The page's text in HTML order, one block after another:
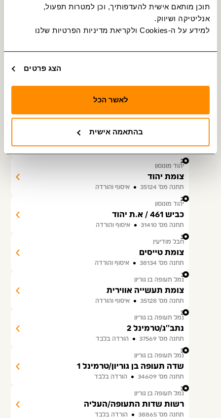
אנליטיקה ושיווק.
למידע על ה-Cookies ולקריאת מדיניות הפרטיות שלנו
הצג פרטים
לאשר הכל
בהתאמה אישית
24
מסעף נווה מונסון/כביש 461
איסוף והורדה
יהוד מונוסון
26
העצמאות/ הרצל
28
יהוד מונוסון
צומת יהוד
תחנה מס׳ 35124 איסוף והורדה
29
יהוד מונוסון
כביש 461 / א.ת יהוד
תחנה מס׳ 31410 איסוף והורדה
30
חבל מודיעין
צומת טייסים
תחנה מס׳ 38134 איסוף והורדה
31
נמל תעופה בן גוריון
צומת תעשייה אווירית
תחנה מס׳ 35128 איסוף והורדה
32
נמל תעופה בן גוריון
נתב''ג/טרמינל 2
תחנה מס׳ 37569 הורדה בלבד
33
נמל תעופה בן גוריון
שדה תעופה בן גוריון/טרמינל 1
תחנה מס׳ 34609 הורדה בלבד
34
נמל תעופה בן גוריון
רשות שדות התעופה/העליה
תחנה מס׳ 38865 הורדה בלבד